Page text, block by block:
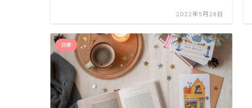
2022年5月28日
読書